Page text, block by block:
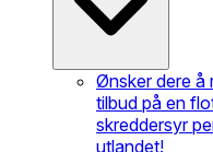
Ønsker dere å
tilbud på en
skreddersyr
utlandet!